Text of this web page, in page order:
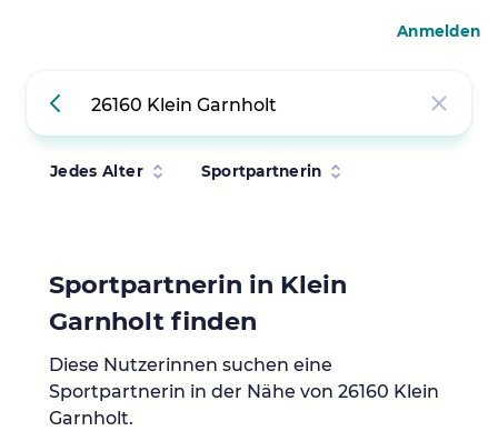
Jedes Alter Sportpartnerin
Sportpartnerin in Klein
Garnholt finden
Diese Nutzerinnen suchen eine
Sportpartnerin in der Nähe von 26160 Klein
Garnholt.
Anmelden